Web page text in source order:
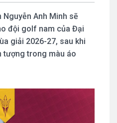
Anh Minh sẽ
đội golf nam của Đại
giải 2026-27, sau khi
tượng trong màu áo